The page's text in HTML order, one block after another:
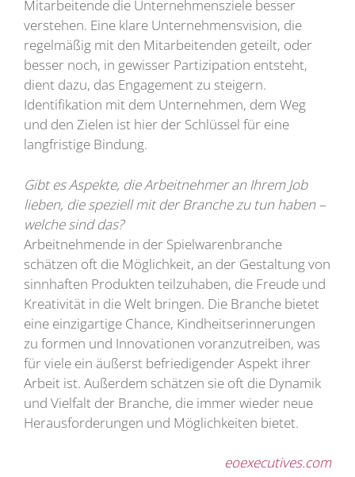
Mitarbeitende die Unternehmensziele besser
verstehen. Eine klare Unternehmensvision, die
regelmäßig mit den Mitarbeitenden geteilt, oder
besser noch, in gewisser Partizipation entsteht,
dient dazu, das Engagement zu steigern.
Identifikation mit dem Unternehmen, dem Weg
und den Zielen ist hier der Schlüssel für eine
langfristige Bindung.
Gibt es Aspekte, die Arbeitnehmer an Ihrem Job
lieben, die speziell mit der Branche zu tun haben –
welche sind das?
Arbeitnehmende in der Spielwarenbranche
schätzen oft die Möglichkeit, an der Gestaltung von
sinnhaften Produkten teilzuhaben, die Freude und
Kreativität in die Welt bringen. Die Branche bietet
eine einzigartige Chance, Kindheitserinnerungen
zu formen und Innovationen voranzutreiben, was
für viele ein äußerst befriedigender Aspekt ihrer
Arbeit ist. Außerdem schätzen sie oft die Dynamik
und Vielfalt der Branche, die immer wieder neue
Herausforderungen und Möglichkeiten bietet.
eoexecutives.com